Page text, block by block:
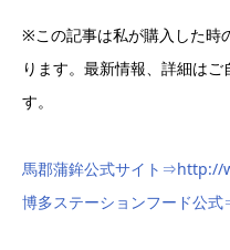
※この記事は私が購入した時
ります。最新情報、詳細は
す。
馬郡蒲鉾公式サイト
博多ステーションフード公